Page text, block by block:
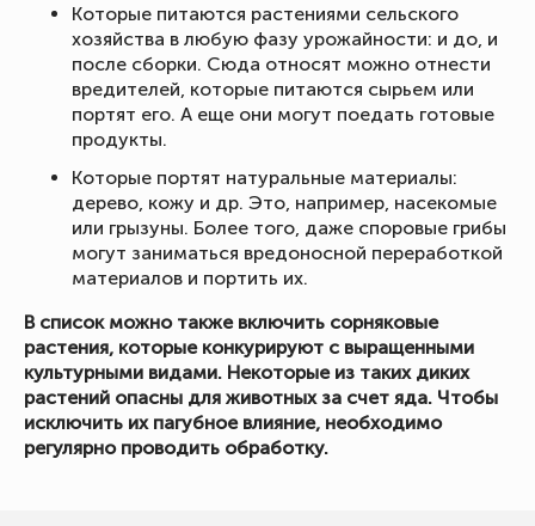
Которые питаются растениями сельского
хозяйства в любую фазу урожайности: и до, и
после сборки. Сюда относят можно отнести
вредителей, которые питаются сырьем или
портят его. А еще они могут поедать готовые
продукты.
Которые портят натуральные материалы:
дерево, кожу и др. Это, например, насекомые
или грызуны. Более того, даже споровые грибы
могут заниматься вредоносной переработкой
материалов и портить их.
В список можно также включить сорняковые
растения, которые конкурируют с выращенными
культурными видами. Некоторые из таких диких
растений опасны для животных за счет яда. Чтобы
исключить их пагубное влияние, необходимо
регулярно проводить обработку.